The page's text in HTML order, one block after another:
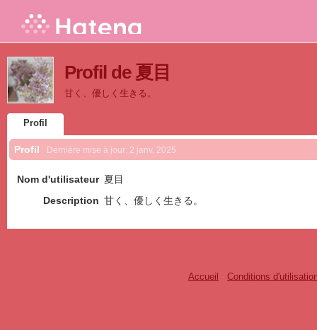
Profil de 夏目
甘く、優しく生きる。
Profil
Profil Dernière mise à jour: 2 janv. 2025
Nom d'utilisateur 夏目
Description 甘く、優しく生きる。
Accueil - Conditions